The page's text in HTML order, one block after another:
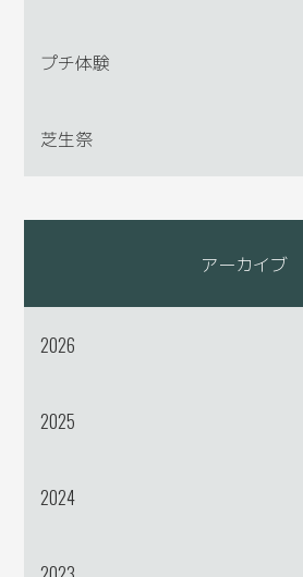
プチ体験
芝生祭
アーカイブ
2026
2025
2024